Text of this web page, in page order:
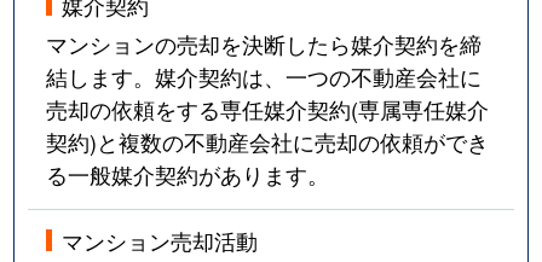
マンションの売却を決断したら媒介契約を締
結します。媒介契約は、一つの不動産会社に
売却の依頼をする専任媒介契約(専属専任媒介
契約)と複数の不動産会社に売却の依頼ができ
る一般媒介契約があります。
マンション売却活動